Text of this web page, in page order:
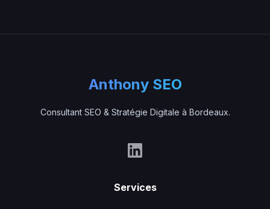
Anthony SEO
Consultant SEO & Stratégie Digitale à Bordeaux.
Services